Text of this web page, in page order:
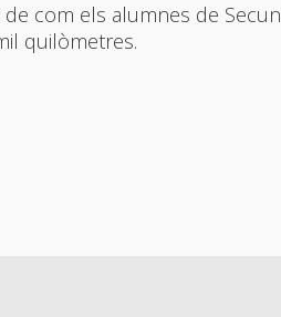
com els alumnes de
quilòmetres.